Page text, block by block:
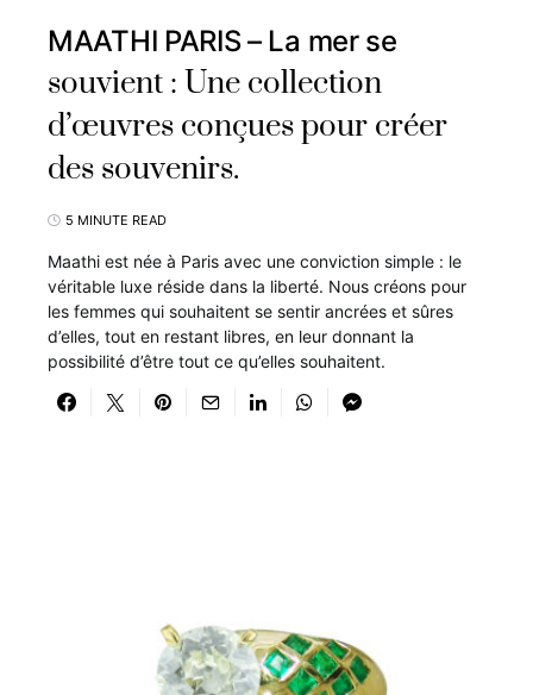
MAATHI PARIS – La mer se
souvient : Une collection
d’œuvres conçues pour créer
des souvenirs.
5 MINUTE READ
Maathi est née à Paris avec une conviction simple : le
véritable luxe réside dans la liberté. Nous créons pour
les femmes qui souhaitent se sentir ancrées et sûres
d’elles, tout en restant libres, en leur donnant la
possibilité d’être tout ce qu’elles souhaitent.